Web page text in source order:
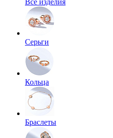
Все изделия
Серьги
Кольца
Браслеты